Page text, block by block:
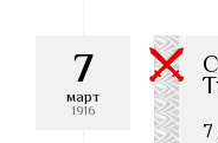
7
март
1916
7